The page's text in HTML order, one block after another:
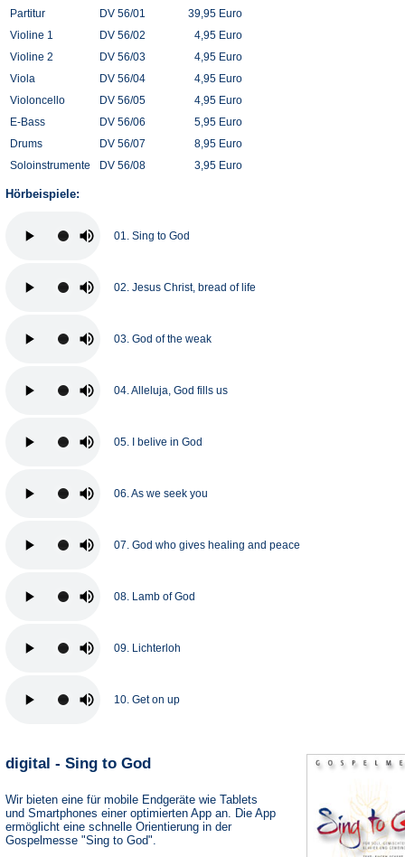
Partitur
DV 56/01
39,95 Euro
Violine 1
DV 56/02
4,95 Euro
Violine 2
DV 56/03
4,95 Euro
Viola
DV 56/04
4,95 Euro
Violoncello
DV 56/05
4,95 Euro
E-Bass
DV 56/06
5,95 Euro
Drums
DV 56/07
8,95 Euro
Soloinstrumente
DV 56/08 3,95 Euro
Hörbeispiele:
01. Sing to God
02. Jesus Christ, bread of life
03. God of the weak
04. Alleluja, God fills us
05. I belive in God
06. As we seek you
07. God who gives healing and peace
08. Lamb of God
09. Lichterloh
10. Get on up
digital - Sing to God
Wir bieten eine für mobile Endgeräte wie Tablets
und Smartphones einer optimierten App an. Die App
ermöglicht eine schnelle Orientierung in der
Gospelmesse "Sing to God".